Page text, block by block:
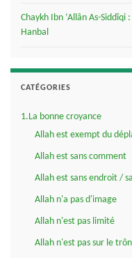
Chaykh Ibn ‘Allân As-
Hanbal
CATÉGORIES
1.La bonne croyance
Allah est exempt du
Allah est sans comment
Allah est sans endroit /
Allah n'a pas d'image
Allah n'est pas limité
Allah n'est pas sur le